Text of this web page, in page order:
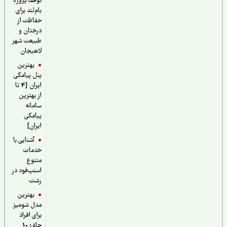
بام‌لند برای
حفاظت از
درختان و
طبیعت شهر
لاهیجان
بهترین
پنل پیامکی
ایران [4 تا
از بهترین
سامانه
پیامکی
ایران]
آشنایی با
خدمات
متنوع
اسنپ‌فود در
رشت
بهترین
مدل شومیز
برای افراد